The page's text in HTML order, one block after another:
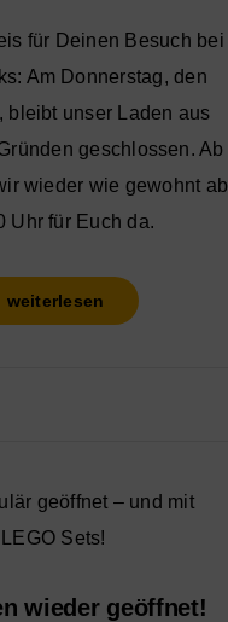
für Deinen Besuch bei
Am Donnerstag, den
bleibt unser Laden aus
geschlossen. Ab
wieder wie gewohnt ab
Uhr für Euch da.
weiterlesen
wieder geöffnet!